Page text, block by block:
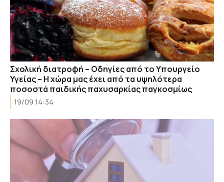
Σχολική διατροφή – Οδηγίες από το Υπουργείο
Υγείας – Η χώρα μας έχει από τα υψηλότερα
ποσοστά παιδικής παχυσαρκίας παγκοσμίως
19/09 14:34